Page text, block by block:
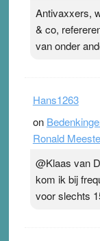
Antivaxxers,
& co,
van onder
Hans1263
on
Ronald
@Klaas van
kom ik bij
voor slechts